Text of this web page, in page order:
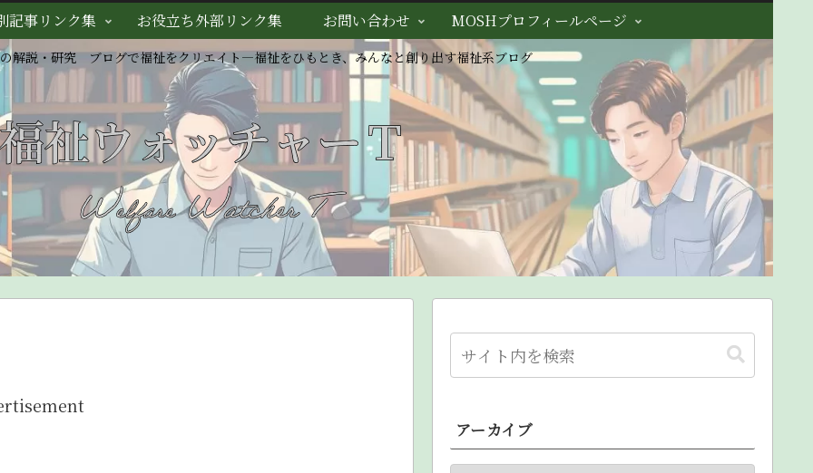
解説・研究 ブログで福祉をクリエイト―福祉をひもとき、みんなと創り出す福祉系ブログ
記事リンク集 お役立ち外部リンク集 お問い合わせ MOSHプロフィールページ
アーカイブ